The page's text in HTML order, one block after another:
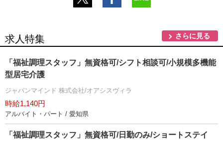
求人特集 さらに見る
「福祉調理スタッフ」無資格可/シフト相談可/小規模多機能
型居宅介護
ジャパンマインド 株式会社/オアシスヴィラ
時給1,140円
アルバイト・パート / 愛知県
「福祉調理スタッフ」無資格可/日勤のみ/ショートステイ